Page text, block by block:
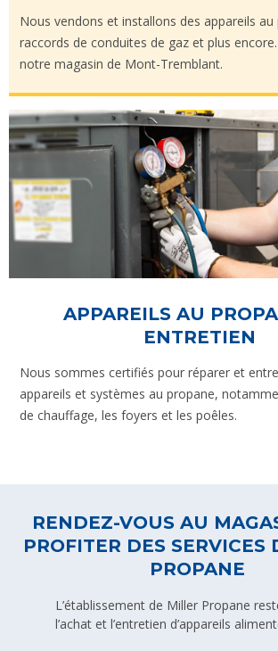
Nous vendons et installons des appareils au
raccords de conduites de gaz et plus
notre magasin de Mont-Tremblant.
APPAREILS AU
ENTRETIEN
Nous sommes certifiés pour réparer et
appareils et systèmes au propane,
de chauffage, les foyers et les poêles.
RENDEZ-VOUS AU
PROFITER DES SERVICES
PROPANE
L’établissement de Miller Propane
l’achat et l’entretien d’appareils